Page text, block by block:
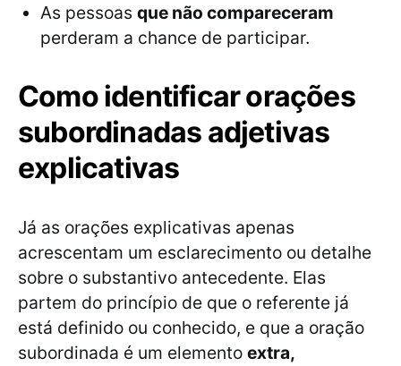
As pessoas que não compareceram
perderam a chance de participar.
Como identificar orações
subordinadas adjetivas
explicativas
Já as orações explicativas apenas
acrescentam um esclarecimento ou detalhe
sobre o substantivo antecedente. Elas
partem do princípio de que o referente já
está definido ou conhecido, e que a oração
subordinada é um elemento extra,